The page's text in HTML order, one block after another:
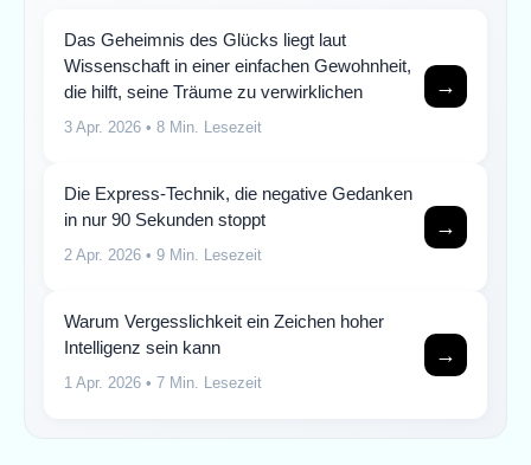
Das Geheimnis des Glücks liegt laut
Wissenschaft in einer einfachen Gewohnheit,
die hilft, seine Träume zu verwirklichen
3 Apr. 2026 • 8 Min. Lesezeit
→
Die Express-Technik, die negative Gedanken
in nur 90 Sekunden stoppt
2 Apr. 2026 • 9 Min. Lesezeit
→
Warum Vergesslichkeit ein Zeichen hoher
Intelligenz sein kann
1 Apr. 2026 • 7 Min. Lesezeit
→